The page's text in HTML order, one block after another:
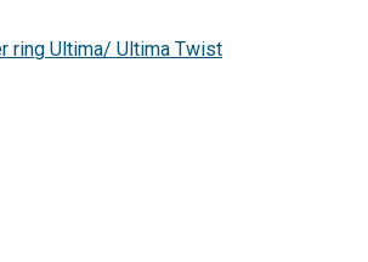
ring Ultima/ Ultima Twist